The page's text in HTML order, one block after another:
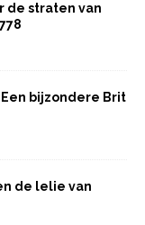
de straten van
bijzondere Brit
de lelie van